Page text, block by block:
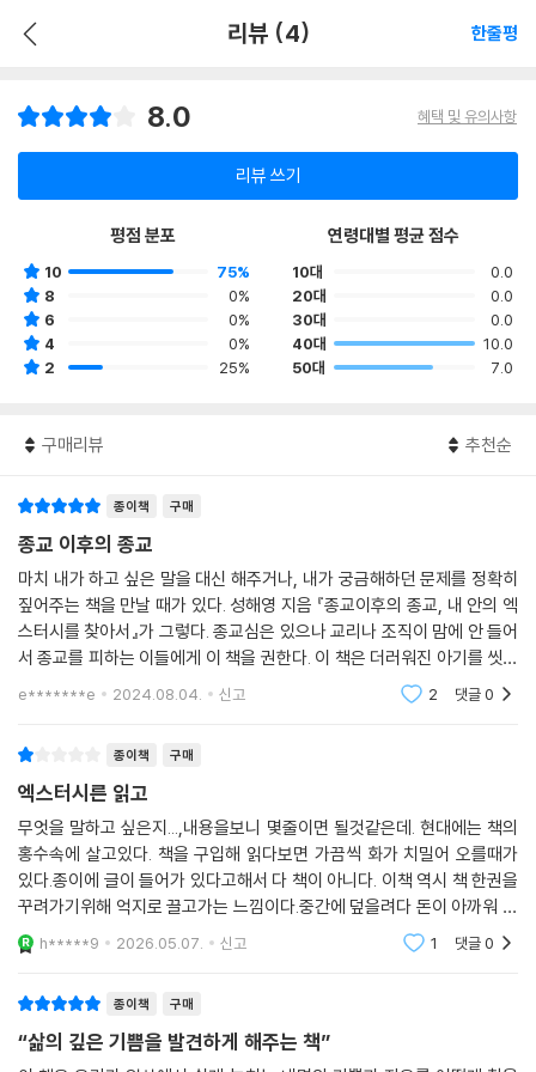
리뷰 (4) 한줄평
8.0 혜택 및 유의사항
리뷰 쓰기
평점 분포
10
75%
8
0%
6
0%
4
0%
2
25%
연령대별 평균 점수
10대
0.0
20대
0.0
30대
0.0
40대
10.0
50대
7.0
구매리뷰 추천순
종이책 구매
종교 이후의 종교
마치 내가 하고 싶은 말을 대신 해주거나, 내가 궁금해하던 문제를 정확히
짚어주는 책을 만날 때가 있다. 성해영 지음 『종교이후의 종교, 내 안의 엑
스터시를 찾아서』가 그렇다. 종교심은 있으나 교리나 조직이 맘에 안 들어
서 종교를 피하는 이들에게 이 책을 권한다. 이 책은 더러워진 아기를 씻기
려 할 때, 아기가 더럽다고 물과 아기를 다 버리는 우를 범하지 말고, 아기
e*******e 2024.08.04. 신고 2 댓글0
종이책 구매
엑스터시른 읽고
무엇을 말하고 싶은지...,내용을보니 몇줄이면 될것같은데. 현대에는 책의
홍수속에 살고있다. 책을 구입해 읽다보면 가끔씩 화가 치밀어 오를때가
있다.종이에 글이 들어가 있다고해서 다 책이 아니다. 이책 역시 책 한권을
꾸려가기위해 억지로 끌고가는 느낌이다.중간에 덮을려다 돈이 아까워 끝
까지 읽었지만 회가난다.본전생각이 나고 내가 왜 이책을 읽어야 하는지?
시간과 돈을 낭
h*****9 2026.05.07. 신고 1 댓글0
종이책 구매
“삶의 깊은 기쁨을 발견하게 해주는 책”